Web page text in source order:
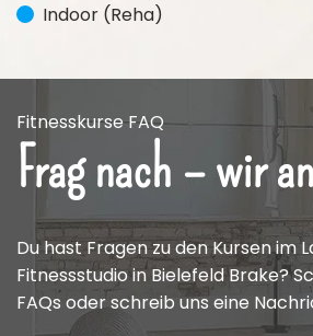
Indoor (Reha)
Frag nach – wir
Fitnesskurse FAQ
Du hast Fragen zu den Kursen im
Fitnessstudio in Bielefeld Brake?
FAQs oder schreib uns eine